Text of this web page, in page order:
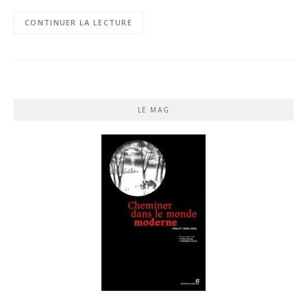
CONTINUER LA LECTURE
LE MAG